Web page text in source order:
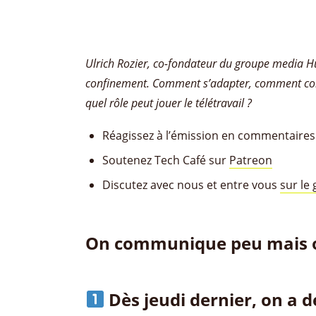
Ulrich Rozier, co-fondateur du groupe media
confinement. Comment s’adapter, comment
quel rôlepeut jouerle télétravail ?
Réagissez à l’émission en
Soutenez Tech Café sur Patreon
Discutez avec nous et entre vous sur le
On communique peu
Dès jeudi dernier, on a